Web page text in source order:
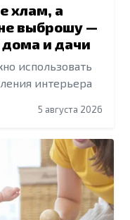
хлам, а
выброшу —
и дачи
использовать
интерьера
5 августа 2026